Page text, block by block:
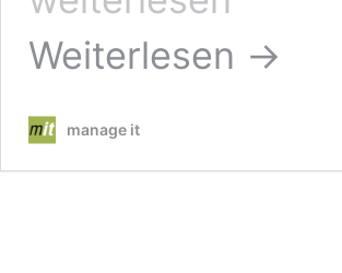
Weiterlesen →
manage it